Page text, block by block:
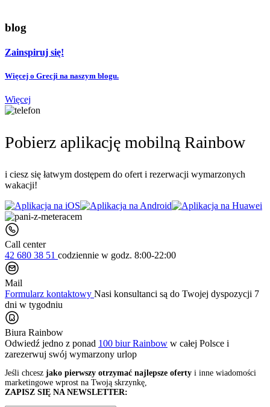
blog
Zainspiruj się!
Więcej o Grecji na naszym blogu.
Więcej
Pobierz aplikację mobilną Rainbow
i ciesz się łatwym dostępem do ofert i rezerwacji wymarzonych
wakacji!
Call center
42 680 38 51 codziennie w godz. 8:00-22:00
Mail
Formularz kontaktowy Nasi konsultanci są do Twojej dyspozycji 7
dni w tygodniu
Biura Rainbow
Odwiedź jedno z ponad 100 biur Rainbow w całej Polsce i
zarezerwuj swój wymarzony urlop
Jeśli chcesz jako pierwszy otrzymać najlepsze oferty i inne wiadomości
marketingowe wprost na Twoją skrzynkę,
ZAPISZ SIĘ NA NEWSLETTER: